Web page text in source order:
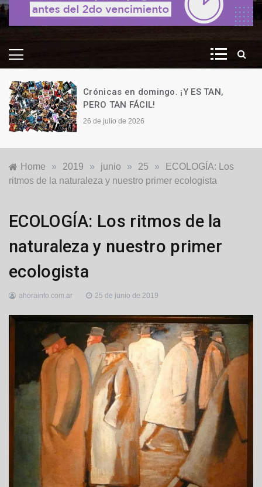
Crónicas en domingo. ¡Y ES TAN,
PERO TAN FÁCIL!
26 de julio de 2026
Home » 2019 » junio » 25 »
ECOLOGÍA: Los
ritmos de la naturaleza y nuestro primer ecologista
Ecología
Ecología ,
ECOLOGÍA: Los ritmos de la
naturaleza y nuestro primer
ecologista
ahorainfo.com.ar 25 de junio de 2019